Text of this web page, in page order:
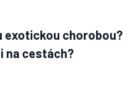
exotickou chorobou?
na cestách?